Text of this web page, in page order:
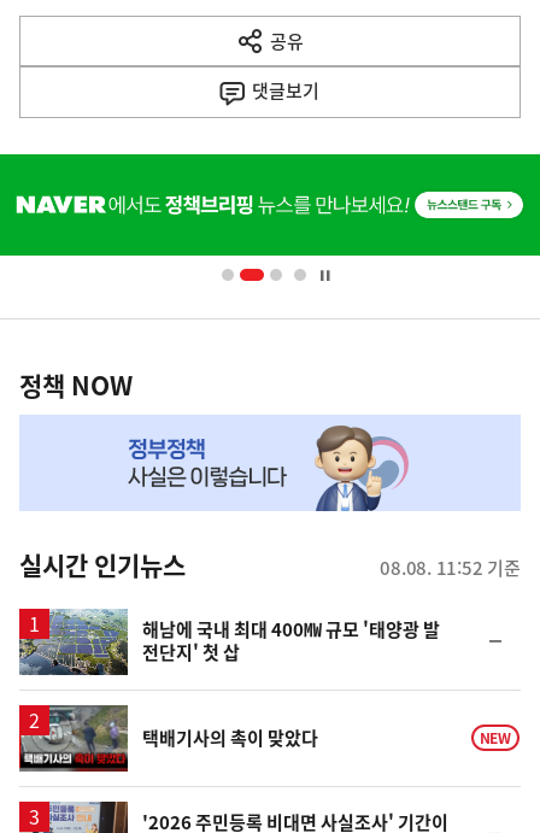
다
음
공유
열
기
댓글보기
단
영
책
NOW,
뉴
스
정책 NOW
실시간 인기뉴스 08.08. 11:52 기준
해남에 국내 최대 400㎿ 규모 '태양광 발
전단지' 첫 삽
일
영
상
택배기사의 촉이 맞았다 NEW
'2026 주민등록 비대면 사실조사' 기간이